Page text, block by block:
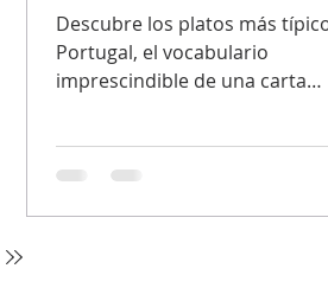
y pedir como un local
Descubre los platos más
Portugal, el vocabulario
imprescindible de una carta